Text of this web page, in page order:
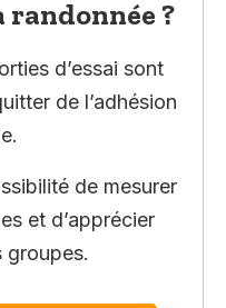
randonnée ?
d’essai sont
de l’adhésion
de mesurer
et d’apprécier
groupes.